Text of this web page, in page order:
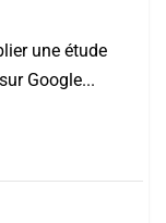
une étude
Google...